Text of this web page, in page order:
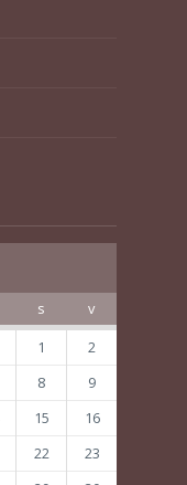
s
v
1
2
8
9
15
16
22
23